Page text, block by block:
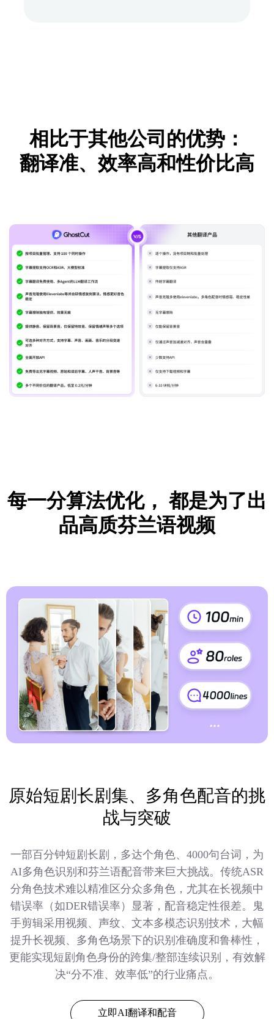
相比于其他公司的优势：
翻译准、效率高和性价比高
每一分算法优化， 都是为了出
品高质芬兰语视频
原始短剧长剧集、多角色配音的挑
战与突破
一部百分钟短剧长剧，多达个角色、4000句台词，为
AI多角色识别和芬兰语配音带来巨大挑战。传统ASR
分角色技术难以精准区分众多角色，尤其在长视频中
错误率（如DER错误率）显著，配音稳定性很差。鬼
手剪辑采用视频、声纹、文本多模态识别技术，大幅
提升长视频、多角色场景下的识别准确度和鲁棒性，
更能实现短剧角色身份的跨集/整部连续识别，有效解
决“分不准、效率低”的行业痛点。
立即AI翻译和配音